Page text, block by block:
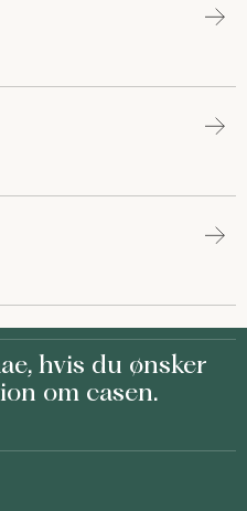
, hvis du ønsker
om casen.